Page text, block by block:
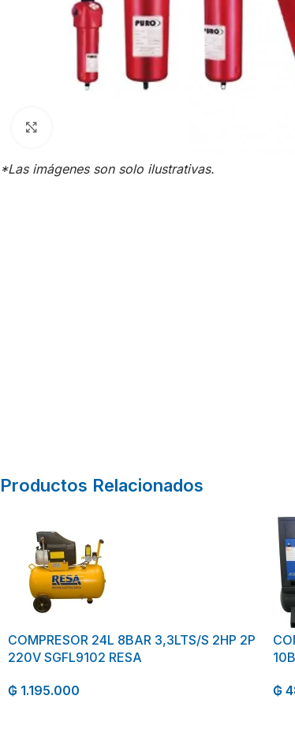
*Las imágenes son solo ilustrativas.
Productos Relacionados
COMPRESOR 24L 8BAR 3,3LTS/S 2HP 2P
220V SGFL9102 RESA
₲ 1.195.000 ₲